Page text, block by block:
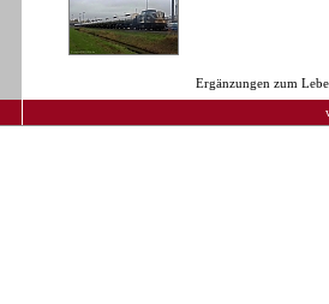
Ergänzungen zum